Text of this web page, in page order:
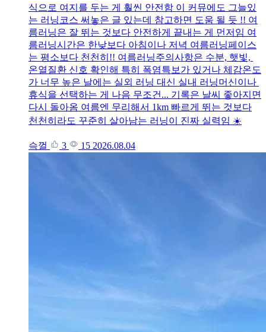
식으로 여지를 두는 게 훨씬 안전함 이 커뮤에도 그늘있
는 러닝코스 써놓은 글 있는데 참고하면 도움 될 듯 !! 여
름러닝은 잘 뛰는 것보다 안전하게 끝내는 게 먼저임 여
름러닝시간은 한낮보다 아침이나 저녁 여름러닝페이스
는 평소보다 천천히!! 여름러닝주의사항은 수분, 햇빛,
온열질환 신호 확인해 특히 폭염특보가 있거나 체감온도
가 너무 높은 날에는 실외 러닝 대신 실내 러닝머신이나
휴식을 선택하는 게 나음 무조건... 기록은 날씨 좋아지면
다시 돌아옴 여름엔 무리해서 1km 빠르게 뛰는 것보다
천천히라도 꾸준히 살아남는 러닝이 진짜 실력임 ☀️
슥껄 3 15 2026.08.04